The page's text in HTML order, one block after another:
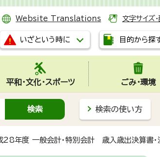
Website Translations 文字サイズ
いざという時に 目的から探
平和・文化・スポーツ ごみ・環境
検索の使い方
28年度 一般会計・特別会計 歳入歳出決算書